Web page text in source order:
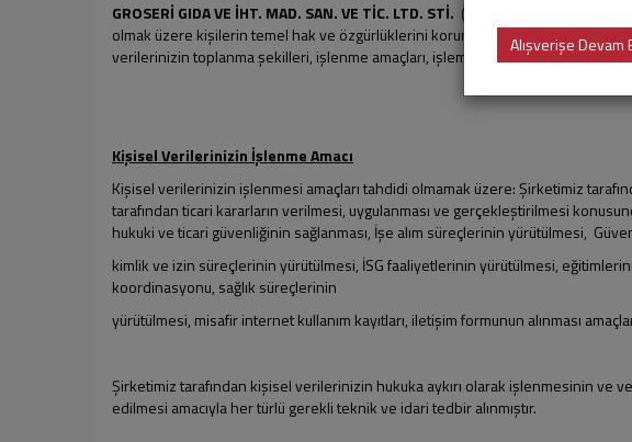
GROSERİ GIDA VE İHT. MAD. SAN. VE TİC. LTD. STİ. (“Şirketimiz”) olarak
olmak üzere kişilerin temel hak ve özgürlüklerini korumak ve kişisel verilerin
verilerinizin toplanma şekilleri, işlenme amaçları, işlemenin hukuki nedenleri
Kişisel Verilerinizin İşlenme Amacı
Kişisel verilerinizin işlenmesi amaçları tahdidi olmamak üzere: Şirketimiz
tarafından ticari kararların verilmesi, uygulanması ve gerçekleştirilmesi
hukuki ve ticari güvenliğinin sağlanması, İşe alım süreçlerinin yürütülmesi,
kimlik ve izin süreçlerinin yürütülmesi, İSG faaliyetlerinin yürütülmesi,
koordinasyonu, sağlık süreçlerinin
yürütülmesi, misafir internet kullanım kayıtları, iletişim formunun alınması
Şirketimiz tarafından kişisel verilerinizin hukuka aykırı olarak işlenmesinin
edilmesi amacıyla her türlü gerekli teknik ve idari tedbir alınmıştır.
Alışverişe Devam